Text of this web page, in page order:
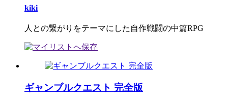
kiki
人との繋がりをテーマにした自作戦闘の中篇RPG
ギャンブルクエスト 完全版